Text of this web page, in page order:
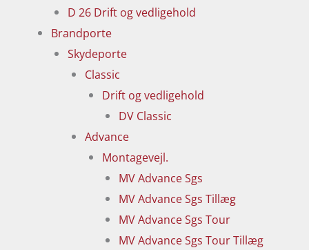
D 26 Drift og vedligehold
Brandporte
Skydeporte
Classic
Drift og vedligehold
DV Classic
Advance
Montagevejl.
MV Advance Sgs
MV Advance Sgs Tillæg
MV Advance Sgs Tour
MV Advance Sgs Tour Tillæg